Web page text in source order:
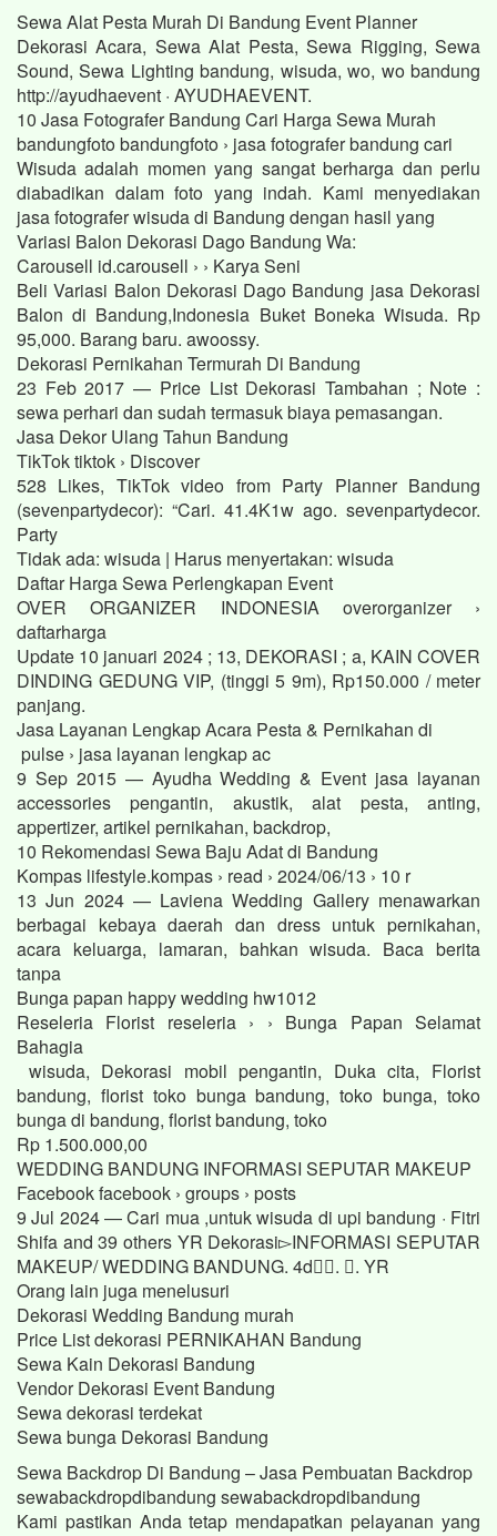
Sewa Alat Pesta Murah Di Bandung Event Planner
Dekorasi Acara, Sewa Alat Pesta, Sewa Rigging, Sewa
Sound, Sewa Lighting bandung, wisuda, wo, wo bandung
http://ayudhaevent · AYUDHAEVENT.
10 Jasa Fotografer Bandung Cari Harga Sewa Murah
bandungfoto bandungfoto › jasa fotografer bandung cari
Wisuda adalah momen yang sangat berharga dan perlu
diabadikan dalam foto yang indah. Kami menyediakan
jasa fotografer wisuda di Bandung dengan hasil yang
Variasi Balon Dekorasi Dago Bandung Wa:
Carousell id.carousell › › Karya Seni
Beli Variasi Balon Dekorasi Dago Bandung jasa Dekorasi
Balon di Bandung,Indonesia Buket Boneka Wisuda. Rp
95,000. Barang baru. awoossy.
Dekorasi Pernikahan Termurah Di Bandung
23 Feb 2017 — Price List Dekorasi Tambahan ; Note :
sewa perhari dan sudah termasuk biaya pemasangan.
Jasa Dekor Ulang Tahun Bandung
TikTok tiktok › Discover
528 Likes, TikTok video from Party Planner Bandung
(sevenpartydecor): “Cari. 41.4K1w ago. sevenpartydecor.
Party
Tidak ada: wisuda ‎| Harus menyertakan: wisuda
Daftar Harga Sewa Perlengkapan Event
OVER ORGANIZER INDONESIA overorganizer ›
daftarharga
Update 10 januari 2024 ; 13, DEKORASI ; a, KAIN COVER
DINDING GEDUNG VIP, (tinggi 5 9m), Rp150.000 / meter
panjang.
Jasa Layanan Lengkap Acara Pesta & Pernikahan di
pulse › jasa layanan lengkap ac
9 Sep 2015 — Ayudha Wedding & Event jasa layanan
accessories pengantin, akustik, alat pesta, anting,
appertizer, artikel pernikahan, backdrop,
10 Rekomendasi Sewa Baju Adat di Bandung
Kompas lifestyle.kompas › read › 2024/06/13 › 10 r
13 Jun 2024 — Laviena Wedding Gallery menawarkan
berbagai kebaya daerah dan dress untuk pernikahan,
acara keluarga, lamaran, bahkan wisuda. Baca berita
tanpa
Bunga papan happy wedding hw1012
Reseleria Florist reseleria › › Bunga Papan Selamat
Bahagia
wisuda, Dekorasi mobil pengantin, Duka cita, Florist
bandung, florist toko bunga bandung, toko bunga, toko
bunga di bandung, florist bandung, toko
Rp 1.500.000,00
WEDDING BANDUNG INFORMASI SEPUTAR MAKEUP
Facebook facebook › groups › posts
9 Jul 2024 — Cari mua ,untuk wisuda di upi bandung · Fitri
Shifa and 39 others YR Dekorasi▻INFORMASI SEPUTAR
MAKEUP/ WEDDING BANDUNG. 4d󰞋󱟠. 󰟝. YR
Orang lain juga menelusuri
Dekorasi Wedding Bandung murah
Price List dekorasi PERNIKAHAN Bandung
Sewa Kain Dekorasi Bandung
Vendor Dekorasi Event Bandung
Sewa dekorasi terdekat
Sewa bunga Dekorasi Bandung
Sewa Backdrop Di Bandung – Jasa Pembuatan Backdrop
sewabackdropdibandung sewabackdropdibandung
Kami pastikan Anda tetap mendapatkan pelayanan yang